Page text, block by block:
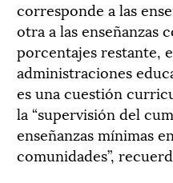
corresponde a las
otra a las enseñanzas
porcentajes restante,
administraciones
es una cuestión
la “supervisión del
enseñanzas mínimas
comunidades”,